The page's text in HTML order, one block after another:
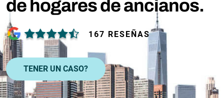
de hogares de ancianos.
167 RESEÑAS
TENER UN CASO?